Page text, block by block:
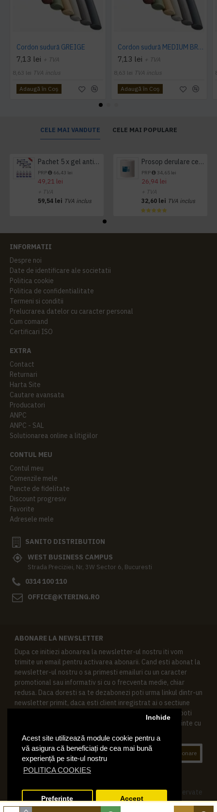
Acest site utilizează module cookie pentru a
vă asigura că beneficiați de cea mai bună
experiență pe site-ul nostru
POLITICA COOKIES
Inchide
Preferinte Accept
Cordon sudură GREIGE
7,13 lei + TVA
8,63 lei TVA inclus
Adaugă în Coş
Cordon sudură MEDIUM BROWN
7,13 lei + TVA
8,63 lei TVA inclus
Adaugă în Coş
CELE MAI VANDUTE CELE MAI POPULARE
Pachet 5 x gel antibacterian 50ml si 3 x Servetele antibacteriene 48 buc Hygienium
PRP 66,43 lei
49,21 lei
+ TVA
59,54 lei TVA inclus
Prosop derulare centrala 1 pliu, 300 m Tork
PRP 34,65 lei
26,94 lei
+ TVA
32,60 lei TVA inclus
INFORMATII
Despre noi
Date de identificare ale societatii
Politica cookie
Politica de confidentialitate
Termeni si conditii
Prelucrarea datelor cu caracter personal
Cum comand
Certificari ISO
EXTRA
Contact
Returnari
Harta Site
Cautare avansata
Producatori
ANPC
ANPC - SAL
Solutionarea online a litigiilor
CONTUL MEU
Contul meu
Comenzile mele
Puncte de fidelitate
Discount progresiv
Favorite
Adresele mele
SANITO DISTRIBUTION
WEST BUSINESS CAMPUS
Strada Preciziei, Nr, 3W Sector 6, Bucuresti
0314 100 110
OFFICE@KTERING.RO
ABONARE LA NEWSLETTER
Dupa ce initiezi abonarea la newsletter-ul nostru iti vom
trimite un email pentru activarea abonarii. Cand esti abonat la
newsletter-ul nostru o sa primesti emailuri cu un caracter
promotional sau informativ si cu o frecventa medie, chiar
redusa. Daca doresti sa te dezabonezi poti urma linkul dintr-un
newsletter primit, daca esti client inregistrat ai o sectiune
speciala in contul tau in acest scop, si de asemenea ne poti
contacta oricand pe email pentru orice intrebari sau cerinte cu
Abonare
© 2019 Ktering.ro , Toate drepturile rezervate